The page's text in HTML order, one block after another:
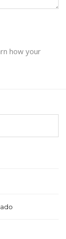
how your